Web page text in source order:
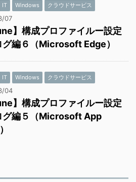
IT Windows クラウドサービス
07
】構成プロファイルー設定
グ編６（Microsoft Edge）
IT Windows クラウドサービス
04
】構成プロファイルー設定
グ編５（Microsoft App